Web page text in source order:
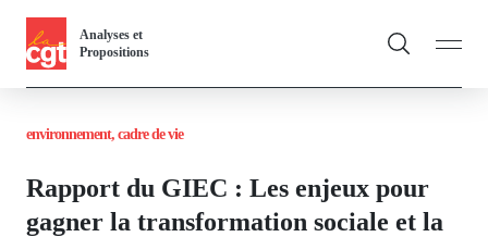
Aller
contenu
Analyses et
Propositions
Actualités
d'Ariane
environnement, cadre de vie
Rapport du GIEC : Les enjeux pour
gagner la transformation sociale et la